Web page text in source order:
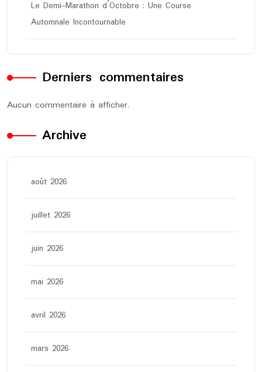
Le Demi-Marathon d’Octobre : Une Course
Automnale Incontournable
Derniers commentaires
Aucun commentaire à afficher.
Archive
août 2026
juillet 2026
juin 2026
mai 2026
avril 2026
mars 2026